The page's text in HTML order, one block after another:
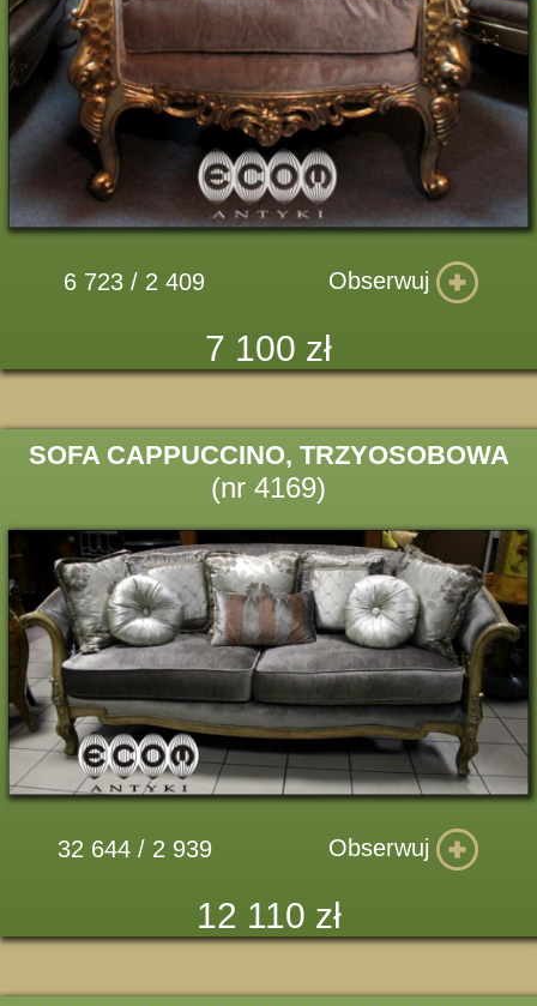
6 723 / 2 409 Obserwuj
7 100 zł
SOFA CAPPUCCINO, TRZYOSOBOWA
(nr 4169)
32 644 / 2 939 Obserwuj
12 110 zł